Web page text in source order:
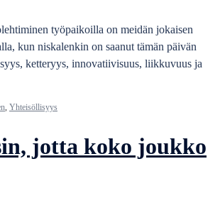
työpaikoilla on meidän jokaisen
kun niskalenkin on saanut tämän päivän
ketteryys, innovatiivisuus, liikkuvuus ja
, Yhteisöllisyys
jotta koko joukko